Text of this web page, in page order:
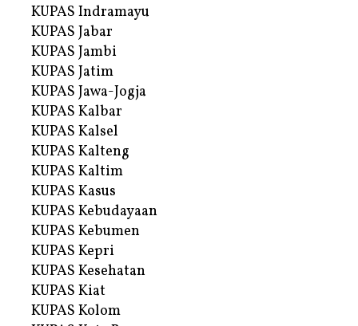
KUPAS Indramayu
KUPAS Jabar
KUPAS Jambi
KUPAS Jatim
KUPAS Jawa-Jogja
KUPAS Kalbar
KUPAS Kalsel
KUPAS Kalteng
KUPAS Kaltim
KUPAS Kasus
KUPAS Kebudayaan
KUPAS Kebumen
KUPAS Kepri
KUPAS Kesehatan
KUPAS Kiat
KUPAS Kolom